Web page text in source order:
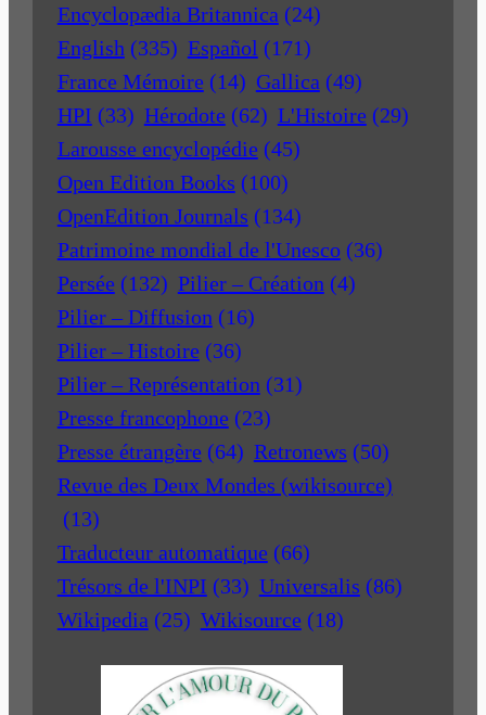
Encyclopædia Britannica (24)
English (335) Español (171)
France Mémoire (14) Gallica (49)
HPI (33) Hérodote (62) L'Histoire (29)
Larousse encyclopédie (45)
Open Edition Books (100)
OpenEdition Journals (134)
Patrimoine mondial de l'Unesco (36)
Persée (132) Pilier – Création (4)
Pilier – Diffusion (16)
Pilier – Histoire (36)
Pilier – Représentation (31)
Presse francophone (23)
Presse étrangère (64) Retronews (50)
Revue des Deux Mondes (wikisource)
(13)
Traducteur automatique (66)
Trésors de l'INPI (33) Universalis (86)
Wikipedia (25) Wikisource (18)